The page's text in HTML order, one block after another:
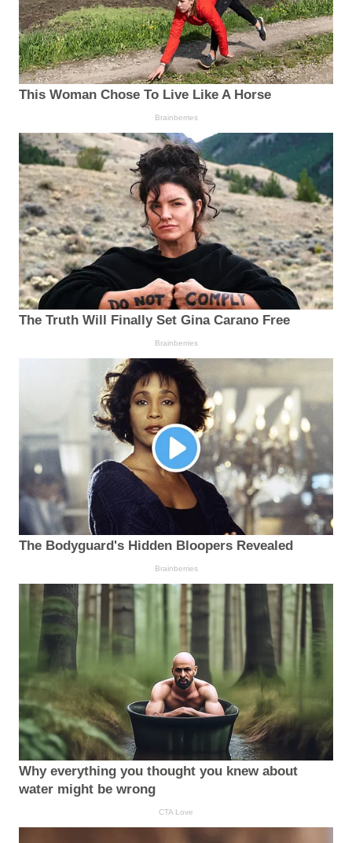
This Woman Chose To Live Like A Horse
Brainberries
The Truth Will Finally Set Gina Carano Free
Brainberries
The Bodyguard's Hidden Bloopers Revealed
Brainberries
Why everything you thought you knew about
water might be wrong
CTA Love